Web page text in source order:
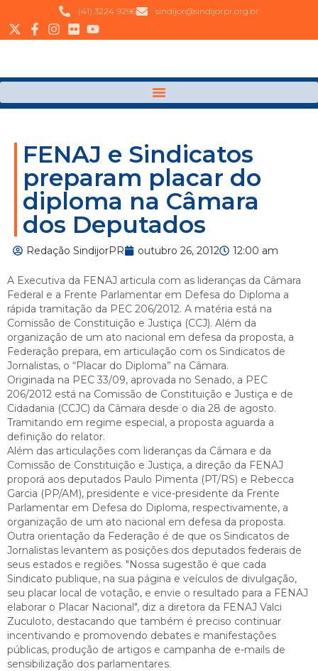
(41) 3224 9296 sindijor@sindijorpr.org.br
FENAJ e Sindicatos
preparam placar do
diploma na Câmara
dos Deputados
Redação SindijorPR outubro 26, 2012 12:00 am
A Executiva da FENAJ articula com as lideranças da Câmara
Federal e a Frente Parlamentar em Defesa do Diploma a
rápida tramitação da PEC 206/2012. A matéria está na
Comissão de Constituição e Justiça (CCJ). Além da
organização de um ato nacional em defesa da proposta, a
Federação prepara, em articulação com os Sindicatos de
Jornalistas, o “Placar do Diploma” na Câmara.
Originada na PEC 33/09, aprovada no Senado, a PEC
206/2012 está na Comissão de Constituição e Justiça e de
Cidadania (CCJC) da Câmara desde o dia 28 de agosto.
Tramitando em regime especial, a proposta aguarda a
definição do relator.
Além das articulações com lideranças da Câmara e da
Comissão de Constituição e Justiça, a direção da FENAJ
proporá aos deputados Paulo Pimenta (PT/RS) e Rebecca
Garcia (PP/AM), presidente e vice-presidente da Frente
Parlamentar em Defesa do Diploma, respectivamente, a
organização de um ato nacional em defesa da proposta.
Outra orientação da Federação é de que os Sindicatos de
Jornalistas levantem as posições dos deputados federais de
seus estados e regiões. "Nossa sugestão é que cada
Sindicato publique, na sua página e veículos de divulgação,
seu placar local de votação, e envie o resultado para a FENAJ
elaborar o Placar Nacional", diz a diretora da FENAJ Valci
Zuculoto, destacando que também é preciso continuar
incentivando e promovendo debates e manifestações
públicas, produção de artigos e campanha de e-mails de
sensibilização dos parlamentares.